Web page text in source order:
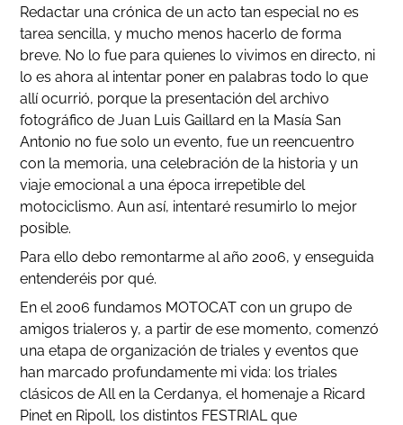
Redactar una crónica de un acto tan especial no es
tarea sencilla, y mucho menos hacerlo de forma
breve. No lo fue para quienes lo vivimos en directo, ni
lo es ahora al intentar poner en palabras todo lo que
allí ocurrió, porque la presentación del archivo
fotográfico de Juan Luis Gaillard en la Masía San
Antonio no fue solo un evento, fue un reencuentro
con la memoria, una celebración de la historia y un
viaje emocional a una época irrepetible del
motociclismo. Aun así, intentaré resumirlo lo mejor
posible.
Para ello debo remontarme al año 2006, y enseguida
entenderéis por qué.
En el 2006 fundamos MOTOCAT con un grupo de
amigos trialeros y, a partir de ese momento, comenzó
una etapa de organización de triales y eventos que
han marcado profundamente mi vida: los triales
clásicos de All en la Cerdanya, el homenaje a Ricard
Pinet en Ripoll, los distintos FESTRIAL que